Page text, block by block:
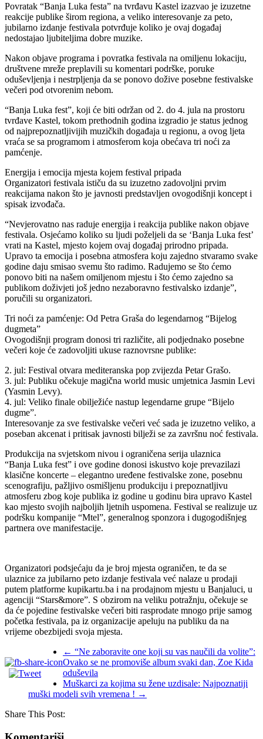
Povratak “Banja Luka festa” na tvrđavu Kastel izazvao je izuzetne
reakcije publike širom regiona, a veliko interesovanje za peto,
jubilarno izdanje festivala potvrđuje koliko je ovaj događaj
nedostajao ljubiteljima dobre muzike.
Nakon objave programa i povratka festivala na omiljenu lokaciju,
društvene mreže preplavili su komentari podrške, poruke
oduševljenja i nestrpljenja da se ponovo dožive posebne festivalske
večeri pod otvorenim nebom.
“Banja Luka fest”, koji će biti održan od 2. do 4. jula na prostoru
tvrđave Kastel, tokom prethodnih godina izgradio je status jednog
od najprepoznatljivijih muzičkih događaja u regionu, a ovog ljeta
vraća se sa programom i atmosferom koja obećava tri noći za
pamćenje.
Energija i emocija mjesta kojem festival pripada
Organizatori festivala ističu da su izuzetno zadovoljni prvim
reakcijama nakon što je javnosti predstavljen ovogodišnji koncept i
spisak izvođača.
“Nevjerovatno nas raduje energija i reakcija publike nakon objave
festivala. Osjećamo koliko su ljudi poželjeli da se ‘Banja Luka fest’
vrati na Kastel, mjesto kojem ovaj događaj prirodno pripada.
Upravo ta emocija i posebna atmosfera koju zajedno stvaramo svake
godine daju smisao svemu što radimo. Radujemo se što ćemo
ponovo biti na našem omiljenom mjestu i što ćemo zajedno sa
publikom doživjeti još jedno nezaboravno festivalsko izdanje”,
poručili su organizatori.
Tri noći za pamćenje: Od Petra Graša do legendarnog “Bijelog
dugmeta”
Ovogodišnji program donosi tri različite, ali podjednako posebne
večeri koje će zadovoljiti ukuse raznovrsne publike:
2. jul: Festival otvara mediteranska pop zvijezda Petar Grašo.
3. jul: Publiku očekuje magična world music umjetnica Jasmin Levi
(Yasmin Levy).
4. jul: Veliko finale obilježiće nastup legendarne grupe “Bijelo
dugme”.
Interesovanje za sve festivalske večeri već sada je izuzetno veliko, a
poseban akcenat i pritisak javnosti bilježi se za završnu noć festivala.
Produkcija na svjetskom nivou i ograničena serija ulaznica
“Banja Luka fest” i ove godine donosi iskustvo koje prevazilazi
klasične koncerte – elegantno uređene festivalske zone, posebnu
scenografiju, pažljivo osmišljenu produkciju i prepoznatljivu
atmosferu zbog koje publika iz godine u godinu bira upravo Kastel
kao mjesto svojih najboljih ljetnih uspomena. Festival se realizuje uz
podršku kompanije “Mtel”, generalnog sponzora i dugogodišnjeg
partnera ove manifestacije.
Organizatori podsjećaju da je broj mjesta ograničen, te da se
ulaznice za jubilarno peto izdanje festivala već nalaze u prodaji
putem platforme kupikartu.ba i na prodajnom mjestu u Banjaluci, u
agenciji “Stars&more”. S obzirom na veliku potražnju, očekuje se
da će pojedine festivalske večeri biti rasprodate mnogo prije samog
početka festivala, pa iz organizacije apeluju na publiku da na
vrijeme obezbijedi svoja mjesta.
← “Ne zaboravite one koji su vas naučili da volite”:
Ovako se ne promoviše album svaki dan, Zoe Kida
oduševila
Muškarci za kojima su žene uzdisale: Najpoznatiji
muški modeli svih vremena ! →
Share This Post: